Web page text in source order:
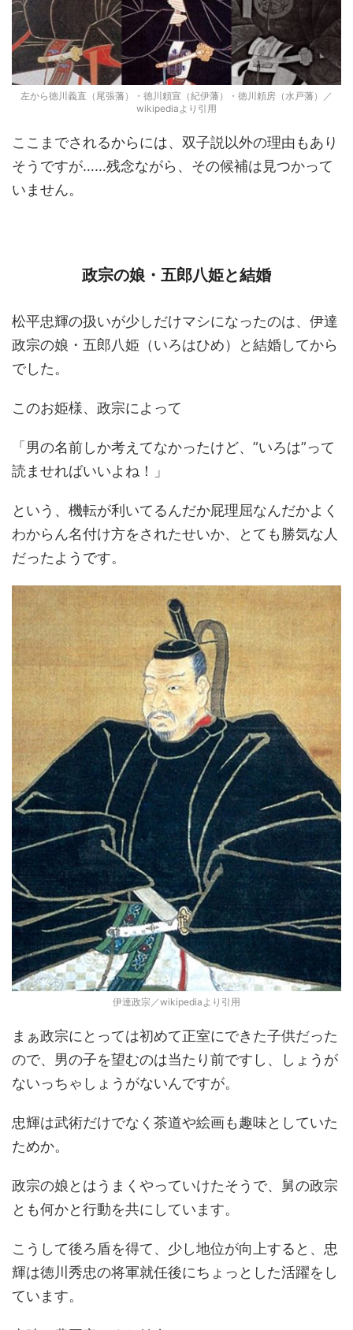
左から徳川義直（尾張藩）・徳川頼宣（紀伊藩）・徳川頼房（水戸藩）／
wikipediaより引用
ここまでされるからには、双子説以外の理由もあり
そうですが……残念ながら、その候補は見つかって
いません。
政宗の娘・五郎八姫と結婚
松平忠輝の扱いが少しだけマシになったのは、伊達
政宗の娘・五郎八姫（いろはひめ）と結婚してから
でした。
このお姫様、政宗によって
「男の名前しか考えてなかったけど、”いろは”って
読ませればいいよね！」
という、機転が利いてるんだか屁理屈なんだかよく
わからん名付け方をされたせいか、とても勝気な人
だったようです。
伊達政宗／wikipediaより引用
まぁ政宗にとっては初めて正室にできた子供だった
ので、男の子を望むのは当たり前ですし、しょうが
ないっちゃしょうがないんですが。
忠輝は武術だけでなく茶道や絵画も趣味としていた
ためか。
政宗の娘とはうまくやっていけたそうで、舅の政宗
とも何かと行動を共にしています。
こうして後ろ盾を得て、少し地位が向上すると、忠
輝は徳川秀忠の将軍就任後にちょっとした活躍をし
ています。